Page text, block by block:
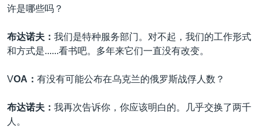
许是哪些吗？
布达诺夫： 我们是特种服务部门。对不起，我们的工作形式
和方式是......看书吧。多年来它们一直没有改变。
VOA： 有没有可能公布在乌克兰的俄罗斯战俘人数？
布达诺夫： 我再次告诉你，你应该明白的。几乎交换了两千
人。